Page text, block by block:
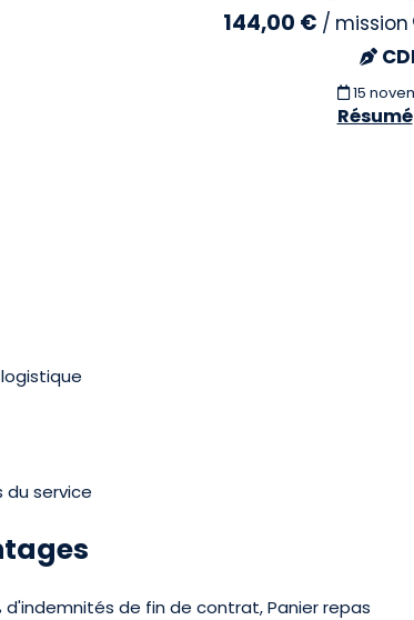
144,00 € / mission
15
Résumé
du service
d'indemnités de fin de contrat, Panier repas